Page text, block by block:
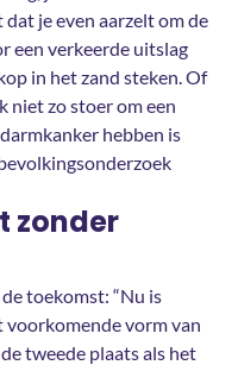
je even aarzelt om de
een verkeerde uitslag
in het zand steken. Of
niet zo stoer om een
hebben is
zonder
toekomst: “Nu is
voorkomende vorm van
tweede plaats als het